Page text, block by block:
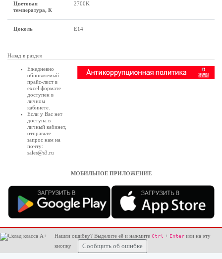
Цветовая
температура, К
2700K
Цоколь E14
Назад в раздел
Ежедневно
обновляемый
прайс-лист в
excel формате
доступен в
личном
кабинете
Если у Вас нет
доступа в
личный кабинет,
отправьте
запрос нам на
почту:
sales@s3.ru
МОБИЛЬНОЕ ПРИЛОЖЕНИЕ
Нашли ошибку? Выделите её и нажмите Ctrl + Enter или на эту
кнопку
Сообщить об ошибке